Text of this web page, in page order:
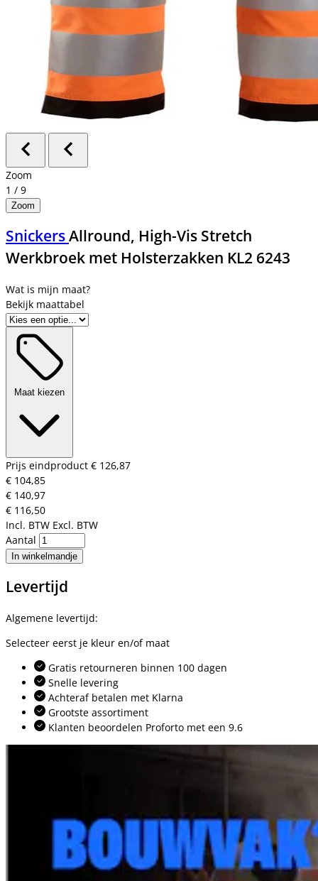
Zoom
1 / 9
Zoom
SnickersAllround, High-Vis Stretch
Werkbroek met Holsterzakken KL2 6243
Bekijk maattabel
Maat kiezen
Prijs eindproduct € 126,87
€ 104,85
€ 140,97
€ 116,50
Incl. BTW Excl. BTW
Aantal
In winkelmandje
Levertijd
Algemene levertijd:
Selecteer eerst je kleur en/of maat
Gratis retourneren binnen 100 dagen
Snelle levering
Achteraf betalen met Klarna
Grootste assortiment
Klanten beoordelen Proforto met een 9.6